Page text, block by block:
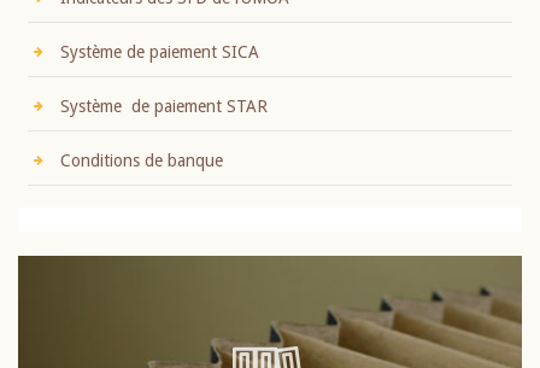
Système de paiement SICA
Système de paiement STAR
Conditions de banque